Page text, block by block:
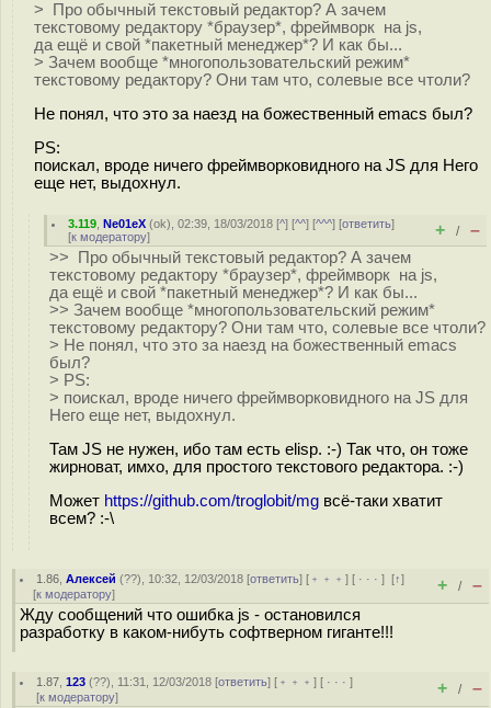
> Про обычный текстовый редактор? А зачем
текстовому редактору *браузер*, фреймворк на js,
да ещё и свой *пакетный менеджер*? И как бы...
> Зачем вообще *многопользовательский режим*
текстовому редактору? Они там что, солевые все чтоли?
Не понял, что это за наезд на божественный emacs был?
PS:
поискал, вроде ничего фреймворковидного на JS для Него
еще нет, выдохнул.
3.119 ,Ne01eX (ok), 02:39, 18/03/2018 [^] [^^] [^^^] [ответить]
[к модератору] + / –
>> Про обычный текстовый редактор? А зачем
текстовому редактору *браузер*, фреймворк на js,
да ещё и свой *пакетный менеджер*? И как бы...
>> Зачем вообще *многопользовательский режим*
текстовому редактору? Они там что, солевые все чтоли?
> Не понял, что это за наезд на божественный emacs
был?
> PS:
> поискал, вроде ничего фреймворковидного на JS для
Него еще нет, выдохнул.
Там JS не нужен, ибо там есть elisp. :-) Так что, он тоже
жирноват, имхо, для простого текстового редактора. :-)
Может https://github.com/troglobit/mg всё-таки хватит
всем? :-\
1.86 ,Алексей (??), 10:32, 12/03/2018 [ответить] [ ﹢﹢﹢] [ · · ·][↑]
[к модератору] + / –
Жду сообщений что ошибка js - остановился
разработку в каком-нибуть софтверном гиганте!!!
1.87 ,123 (??), 11:31, 12/03/2018 [ответить] [ ﹢﹢﹢] [ · · ·]
[к модератору] + / –